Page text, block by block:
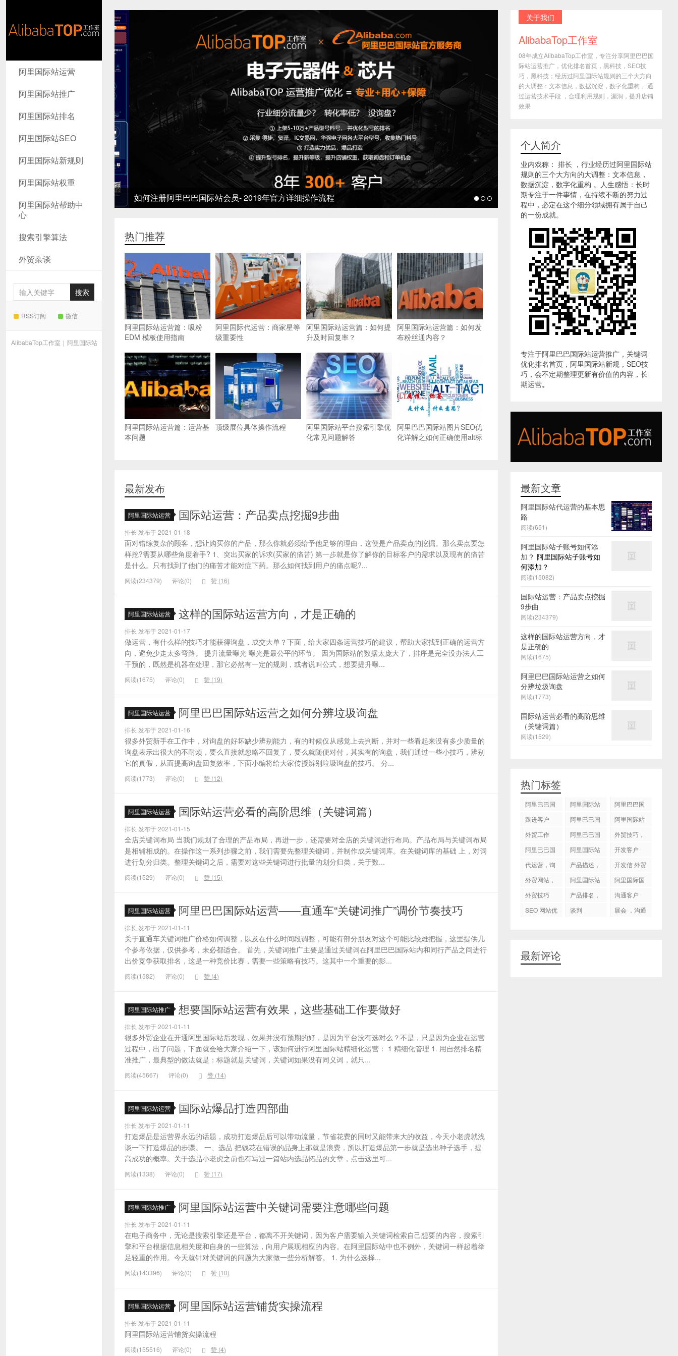
AlibabaTop
工作室
阿里国际站运营
阿里国际站推广
阿里国际站排名
阿里国际站SEO
阿里国际站新规则
阿里国际站权重
阿里国际站帮助中
心
搜索引擎算法
外贸杂谈
RSS订阅 微信
AlibabaTop工作室 | 阿里国际站
如何注册阿里巴巴国际站会员- 2019年官方详细操作流程
热门推荐
阿里国际站运营篇：吸粉
EDM 模板使用指南
阿里国际代运营：商家星等
级重要性
阿里国际站运营篇：如何提
升及时回复率？
阿里国际站运营篇：如何发
布粉丝通内容？
阿里国际站运营篇：运营基
本问题
顶级展位具体操作流程
阿里国际站平台搜索引擎优
化常见问题解答
阿里巴巴国际站图片SEO优
化详解之如何正确使用alt标
最新发布
阿里国际站运营 国际站运营：产品卖点挖掘9步曲
排长 发布于 2021-01-18
面对错综复杂的顾客，想让购买你的产品，那么你就必须给予他足够的理由，这便是产品卖点的挖掘。那么卖点要怎
样挖?需要从哪些角度着手? 1、突出买家的诉求(买家的痛苦) 第一步就是你了解你的目标客户的需求以及现有的痛苦
是什么。只有找到了他们的痛苦才能对症下药。那么如何找到用户的痛点呢?...
阅读(234379) 评论(0) 赞 (16)
阿里国际站运营 这样的国际站运营方向，才是正确的
排长 发布于 2021-01-17
做运营，有什么样的技巧才能获得询盘，成交大单？下面，给大家四条运营技巧的建议，帮助大家找到正确的运营方
向，避免少走太多弯路。 提升流量曝光 曝光是最公平的环节。 因为国际站的数据太庞大了，排序是完全没办法人工
干预的，既然是机器在处理，那它必然有一定的规则，或者说叫公式，想要提升曝...
阅读(1675) 评论(0) 赞 (19)
阿里国际站运营 阿里巴巴国际站运营之如何分辨垃圾询盘
排长 发布于 2021-01-16
很多外贸新手在工作中，对询盘的好坏缺少辨别能力，有的时候仅从感觉上去判断，并对一些看起来没有多少质量的
询盘表示出很大的不耐烦，要么直接就忽略不回复了，要么就随便对付，其实有的询盘，我们通过一些小技巧，辨别
它的真假，从而提高询盘回复效率，下面小编将给大家传授辨别垃圾询盘的技巧。 分...
阅读(1773) 评论(0) 赞 (12)
阿里国际站运营 国际站运营必看的高阶思维（关键词篇）
排长 发布于 2021-01-15
全店关键词布局 当我们规划了合理的产品布局，再进一步，还需要对全店的关键词进行布局。产品布局与关键词布局
是相辅相成的。在操作这一系列步骤之前，我们需要先整理关键词，并制作成关键词库。在关键词库的基础 上，对词
进行划分归类。整理关键词之后，需要对这些关键词进行批量的划分归类，关于数...
阅读(1529) 评论(0) 赞 (15)
阿里国际站运营 阿里巴巴国际站运营——直通车“关键词推广”调价节奏技巧
排长 发布于 2021-01-11
关于直通车关键词推广价格如何调整，以及在什么时间段调整，可能有部分朋友对这个可能比较难把握，这里提供几
个参考依据，仅供参考，未必都适合。 首先，关键词推广主要是通过关键词在阿里巴巴国际站内和同行产品之间进行
出价竞争获取排名，这是一种竞价比赛，需要一些策略有技巧。这其中一个重要的影...
阅读(1582) 评论(0) 赞 (4)
阿里国际站推广 想要国际站运营有效果，这些基础工作要做好
排长 发布于 2021-01-11
很多外贸企业在开通阿里国际站后发现，效果并没有预期的好，是因为平台没有选对么？不是，只是因为企业在运营
过程中，出了问题，下面就会给大家介绍一下，该如何进行阿里国际站精细化运营： 1 精细化管理 1. 用自然排名精
准推广，最典型的做法就是：标题就是关键词，关键词如果没有同义词，就只...
阅读(45667) 评论(0) 赞 (14)
阿里国际站运营 国际站爆品打造四部曲
排长 发布于 2021-01-11
打造爆品是运营界永远的话题，成功打造爆品后可以带动流量，节省花费的同时又能带来大的收益，今天小老虎就浅
谈一下打造爆品的步骤。 一、选品 把钱花在错误的品身上那就是浪费，所以打造爆品第一步就是选出种子选手，提
高成功的概率。关于选品小老虎之前也有写过一篇站内选品拓品的文章，点击这里可...
阅读(1338) 评论(0) 赞 (17)
阿里国际站推广 阿里国际站运营中关键词需要注意哪些问题
排长 发布于 2021-01-11
在电子商务中，无论是搜索引擎还是平台，都离不开关键词，因为客户需要输入关键词检索自己想要的内容，搜索引
擎和平台根据信息相关度和自身的一些算法，向用户展现相应的内容。在阿里国际站中也不例外，关键词一样起着举
足轻重的作用。今天就针对关键词的问题为大家做一些分析解答。 1. 为什么选择...
阅读(143396) 评论(0) 赞 (10)
阿里国际站运营 阿里国际站运营铺货实操流程
排长 发布于 2021-01-11
阿里国际站运营铺货实操流程
阅读(155516) 评论(0) 赞 (4)
关于我们
AlibabaTop工作室
08年成立AlibabaTop工作室，专注分享阿里巴巴国
际站运营推广，优化排名首页，黑科技，SEO技
巧，黑科技；经历过阿里国际站规则的三个大方向
的大调整：文本信息，数据沉淀，数字化重构 。通
过运营技术手段 ，合理利用规则，漏洞，提升店铺
效果
个人简介
业内戏称： 排长 ，行业经历过阿里国际站
规则的三个大方向的大调整：文本信息，
数据沉淀，数字化重构 。人生感悟：长时
期专注于一件事情，在持续不断的努力过
程中，必定在这个细分领域拥有属于自己
的一份成就。
专注于阿里巴巴国际站运营推广，关键词
优化排名首页，阿里国际站新规，SEO技
巧，会不定期整理更新有价值的内容，长
期运营。
最新文章
阿里国际站代运营的基本思
路
阅读(651)
阿里国际站子账号如何添
加？ 阿里国际站子账号如
何添加？
阅读(15082)
国际站运营：产品卖点挖掘
9步曲
阅读(234379)
这样的国际站运营方向，才
是正确的
阅读(1675)
阿里巴巴国际站运营之如何
分辨垃圾询盘
阅读(1773)
国际站运营必看的高阶思维
（关键词篇）
阅读(1529)
热门标签
阿里巴巴国
阿里国际站
国际站托管
服务，阿里
服务
阿里巴巴国
跟进客户
阿里巴巴国
阿里国际站
外贸工作
阿里巴巴国
作
外贸技巧，
阿里巴巴国
化
阿里国际站
开发客户
代运营，询
产品描述，
开发信 外贸
外贸网站，
阿里国际站
阿里国际国
外贸技巧
产品排名，
沟通客户
SEO 网站优
谈判
展会 ，沟通
最新评论